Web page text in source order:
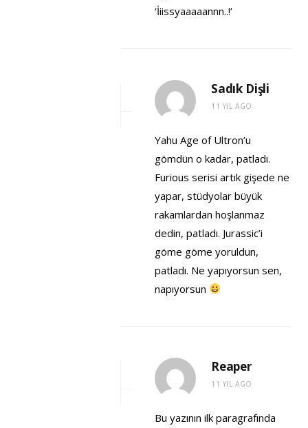
‘İiissyaaaaannn..!’
Sadık Dişli
11 YIL AGO
Yahu Age of Ultron’u
gömdün o kadar, patladı.
Furious serisi artık gişede ne
yapar, stüdyolar büyük
rakamlardan hoşlanmaz
dedin, patladı. Jurassic’i
göme göme yoruldun,
patladı. Ne yapıyorsun sen,
napıyorsun
Reaper
11 YIL AGO
Bu yazının ilk paragrafında